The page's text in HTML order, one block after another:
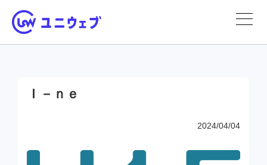
Ｉ－ｎｅ
2024/04/04